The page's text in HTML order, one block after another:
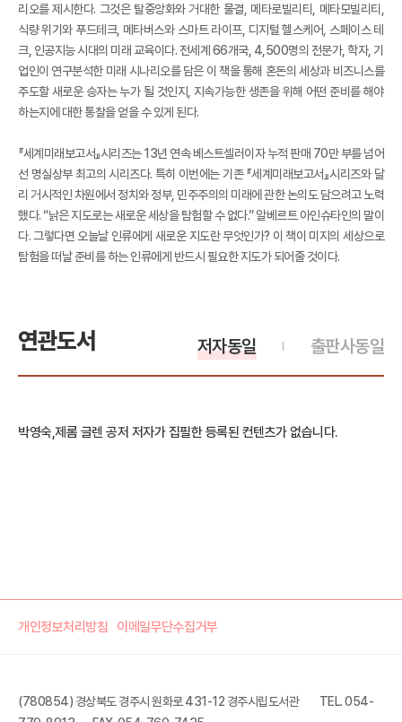
리오를 제시한다. 그것은 탈중앙화와 거대한 물결, 메타로빌리티, 메타모빌리티,
식량 위기와 푸드테크, 메타버스와 스마트 라이프, 디지털 헬스케어, 스페이스 테
크, 인공지능 시대의 미래 교육이다. 전세계 66개국, 4,500명의 전문가, 학자, 기
업인이 연구분석한 미래 시나리오를 담은 이 책을 통해 혼돈의 세상과 비즈니스를
주도할 새로운 승자는 누가 될 것인지, 지속가능한 생존을 위해 어떤 준비를 해야
하는지에 대한 통찰을 얻을 수 있게 된다.
『세계미래보고서』시리즈는 13년 연속 베스트셀러이자 누적 판매 70만 부를 넘어
선 명실상부 최고의 시리즈다. 특히 이번에는 기존 『세계미래보고서』시리즈와 달
리 거시적인 차원에서 정치와 정부, 민주주의의 미래에 관한 논의도 담으려고 노력
했다. “낡은 지도로는 새로운 세상을 탐험할 수 없다.” 알베르트 아인슈타인의 말이
다. 그렇다면 오늘날 인류에게 새로운 지도란 무엇인가? 이 책이 미지의 세상으로
탐험을 떠날 준비를 하는 인류에게 반드시 필요한 지도가 되어줄 것이다.
연관도서 출판사동일
저자동일
박영숙,제롬 글렌 공저 저자가 집필한 등록된 컨텐츠가 없습니다.
개인정보처리방침 이메일무단수집거부
(780854) 경상북도 경주시 원화로 431-12 경주시립도서관
TEL. 054-